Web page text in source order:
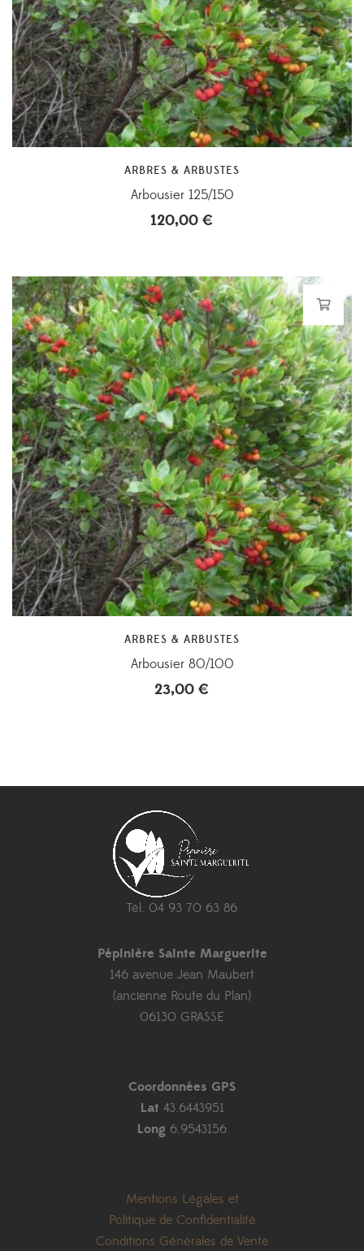
ARBRES & ARBUSTES
Arbousier 125/150
120,00 €
ARBRES & ARBUSTES
Arbousier 80/100
23,00 €
Tél. 04 93 70 63 86
Pépinière Sainte Marguerite
146 avenue Jean Maubert
(ancienne Route du Plan)
06130 GRASSE
Coordonnées GPS
Lat 43.6443951
Long 6.9543156
Mentions Légales et
Politique de Confidentialité
Conditions Générales de Vente